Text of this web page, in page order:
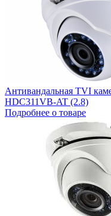
Антивандальная TVI
HDC311VB-AT (2.8)
Подробнее о товаре